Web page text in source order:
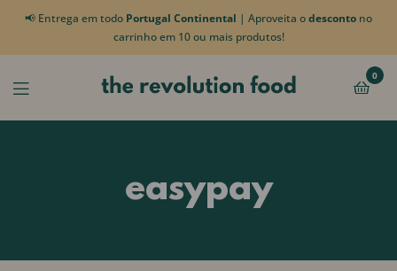
📢 Entrega em todo Portugal Continental | Aproveita odesconto no
carrinho em 10 ou mais produtos!
0
easypay